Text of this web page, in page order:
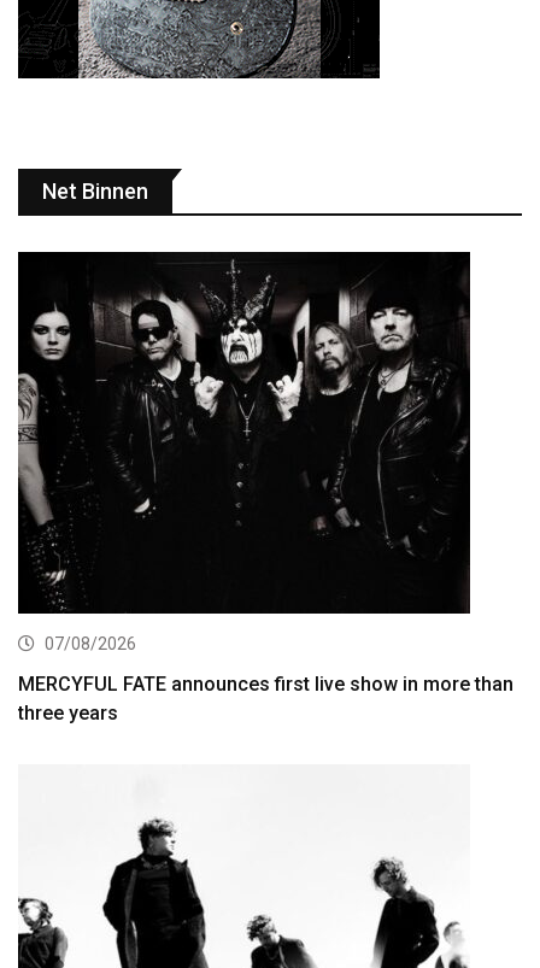
Net Binnen
07/08/2026
MERCYFUL FATE announces first live show in more than
three years